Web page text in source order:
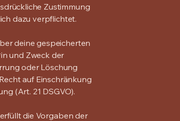
Zustimmung
dazu verpflichtet.
deine gespeicherten
und Zweck der
oder Löschung
auf Einschränkung
(Art. 21 DSGVO).
die Vorgaben der